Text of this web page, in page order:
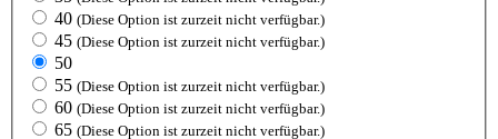
40 (Diese Option ist zurzeit nicht verfügbar.)
45 (Diese Option ist zurzeit nicht verfügbar.)
50
55 (Diese Option ist zurzeit nicht verfügbar.)
60 (Diese Option ist zurzeit nicht verfügbar.)
65 (Diese Option ist zurzeit nicht verfügbar.)